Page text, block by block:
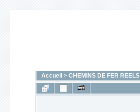
Accueil > CHEMINS DE FER REELS